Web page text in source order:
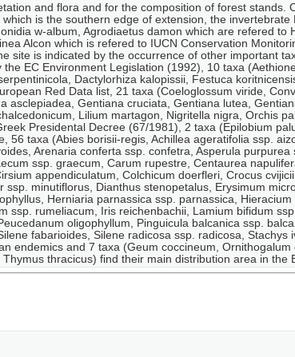
and flora and for the composition of forest
is the southern edge of extension, the
w-album, Agrodiaetus damon which are refered
Alcon which is refered to IUCN Conservation
site is indicated by the occurrence of other important
EC Environment Legislation (1992), 10 taxa
Dactylorhiza kalopissii, Festuca
Red Data list, 21 taxa (Coeloglossum viride,
asclepiadea, Gentiana cruciata, Gentiana lutea,
Lilium martagon, Nigritella nigra, Orchis
Presidental Decree (67/1981), 2 taxa (Epilobium
56 taxa (Abies borisii-regis, Achillea ageratifolia ssp.
Arenaria conferta ssp. confetra, Asperula
ssp. graecum, Carum rupestre, Centaurea
appendiculatum, Colchicum doerfleri, Crocus
minutiflorus, Dianthus stenopetalus, Erysimum
Herniaria parnassica ssp. parnassica,
ssp. rumeliacum, Iris reichenbachii, Lamium bifidum
oligophyllum, Pinguicula balcanica ssp.
fabarioides, Silene radicosa ssp. radicosa,
endemics and 7 taxa (Geum coccineum,
thracicus) find their main distribution area in the